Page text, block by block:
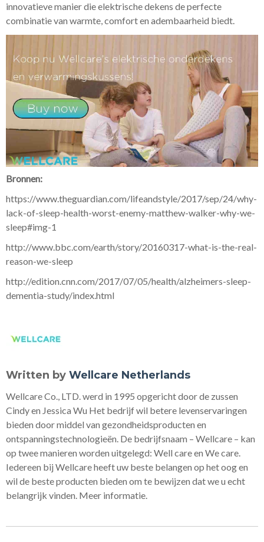
innovatieve manier die elektrische dekens de perfecte
combinatie van warmte, comfort en adembaarheid biedt.
Bronnen:
https://www.theguardian.com/lifeandstyle/2017/sep/24/why-
lack-of-sleep-health-worst-enemy-matthew-walker-why-we-
sleep#img-1
http://www.bbc.com/earth/story/20160317-what-is-the-real-
reason-we-sleep
http://edition.cnn.com/2017/07/05/health/alzheimers-sleep-
dementia-study/index.html
Written by Wellcare Netherlands
Wellcare Co., LTD. werd in 1995 opgericht door de zussen
Cindy en Jessica Wu Het bedrijf wil betere levenservaringen
bieden door middel van gezondheidsproducten en
ontspanningstechnologieën. De bedrijfsnaam – Wellcare – kan
op twee manieren worden uitgelegd: Well care en We care.
Iedereen bij Wellcare heeft uw beste belangen op het oog en
wil de beste producten bieden om te bewijzen dat we u echt
belangrijk vinden. Meer informatie.